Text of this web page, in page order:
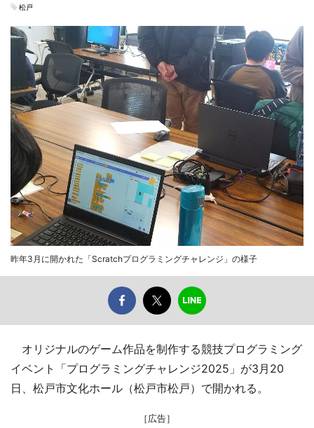
松戸
昨年3月に開かれた「Scratchプログラミングチャレンジ」の様子
オリジナルのゲーム作品を制作する競技プログラミング
イベント「プログラミングチャレンジ2025」が3月20
日、松戸市文化ホール（松戸市松戸）で開かれる。
［広告］